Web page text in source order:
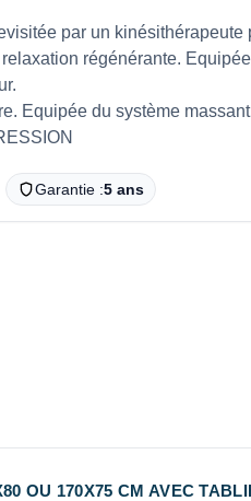
par un kinésithérapeute
régénérante.
Equipée du système
Garantie :5 ans
OU 170X75 CM AVEC